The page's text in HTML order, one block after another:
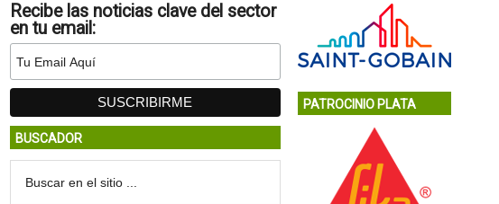
Recibe las noticias clave del sector
en tu email:
BUSCADOR
PATROCINIO PLATA